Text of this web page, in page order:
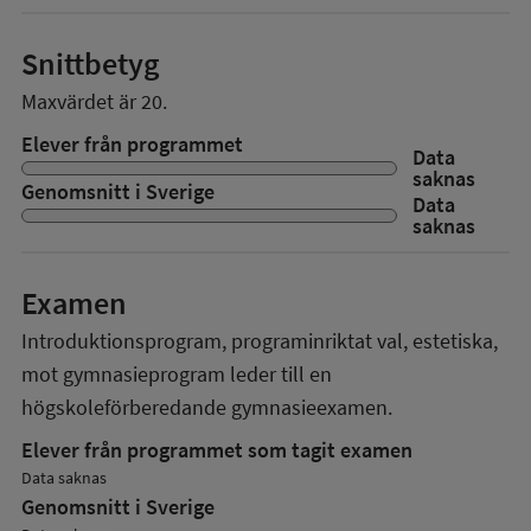
Snittbetyg
Maxvärdet är 20.
Elever från programmet
Data
saknas
Genomsnitt i Sverige Data
saknas
Examen
Introduktionsprogram, programinriktat val, estetiska,
mot gymnasieprogram leder till en
högskoleförberedande gymnasieexamen.
Elever från programmet som tagit examen
Data saknas
Genomsnitt i Sverige